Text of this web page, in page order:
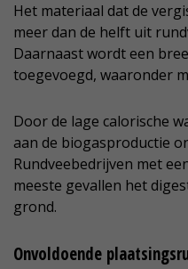
Het materiaal dat de
meer dan de helft uit
Daarnaast wordt een
toegevoegd, waaronder
Door de lage calorische
aan de biogasproductie
Rundveebedrijven met
meeste gevallen het
grond.
Onvoldoende